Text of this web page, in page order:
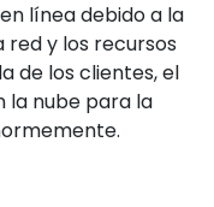
línea debido a la
red y los recursos
de los clientes, el
la nube para la